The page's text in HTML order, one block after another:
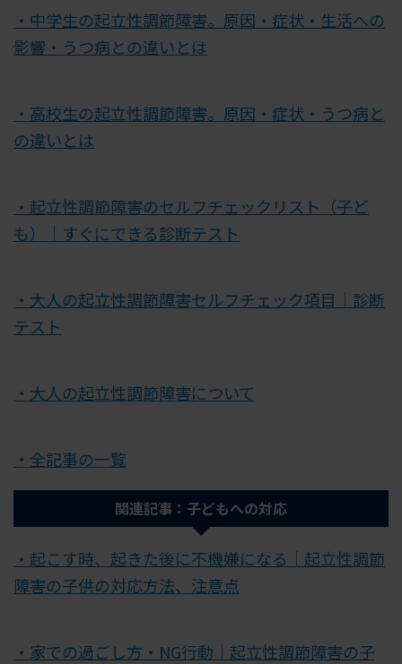
・中学生の起立性調節障害。原因・症状・生活への
影響・うつ病との違いとは
・高校生の起立性調節障害。原因・症状・うつ病と
の違いとは
・起立性調節障害のセルフチェックリスト（子ど
も）｜すぐにできる診断テスト
・大人の起立性調節障害セルフチェック項目｜診断
テスト
・大人の起立性調節障害について
・全記事の一覧
関連記事：子どもへの対応
・起こす時、起きた後に不機嫌になる｜起立性調節
障害の子供の対応方法、注意点
・家での過ごし方・NG行動｜起立性調節障害の子